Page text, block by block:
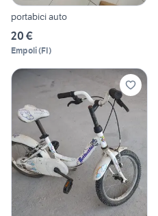
portabici auto
20 €
Empoli(FI)